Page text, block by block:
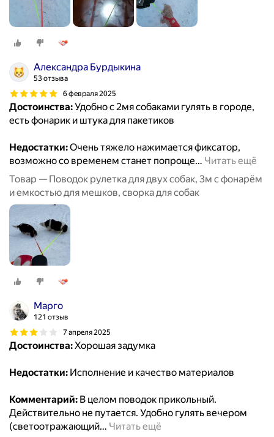
Александра Бурдыкина
53 отзыва
6 февраля 2025
Достоинства:Удобно с 2мя собаками гулять в городе,
есть фонарик и штука для пакетиков
Недостатки:Очень тяжело нажимается фиксатор,
возможно со временем станет попроще… Читать ещё
Товар — Поводок рулетка для двух собак, 3м с фонарём
и емкостью для мешков, сворка для собак
Марго
121 отзыв
7 апреля 2025
Достоинства:Хорошая задумка
Недостатки: Исполнение и качество материалов
Комментарий: В целом поводок прикольный.
Действительно не путается. Удобно гулять вечером
(светоотражающий… Читать ещё